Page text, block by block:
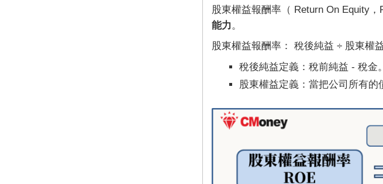
股東權益報酬率（ Return On Equity
能力。
股東權益報酬率： 稅後純益 ÷ 股東權
稅後純益定義：稅前純益 - 稅金
股東權益定義：當把公司所有